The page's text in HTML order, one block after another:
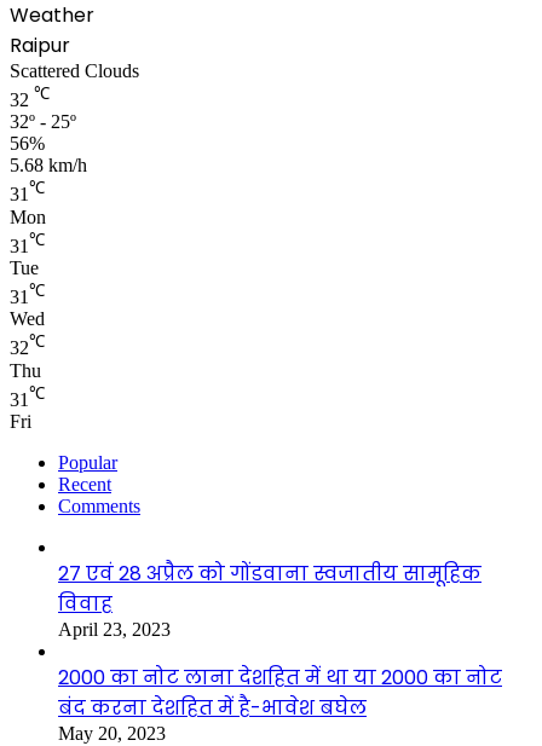
Weather
Raipur
Scattered Clouds
32 ℃
32º - 25º
56%
5.68 km/h
31℃
Mon
31 ℃
Tue
31℃
Wed
32℃
Thu
31 ℃
Fri
Popular
Recent
Comments
27 एवं 28 अप्रैल को गोंडवाना स्वजातीय सामूहिक
विवाह
April 23, 2023
2000 का नोट लाना देशहित में था या 2000 का नोट
बंद करना देशहित में है-भावेश बघेल
May 20, 2023